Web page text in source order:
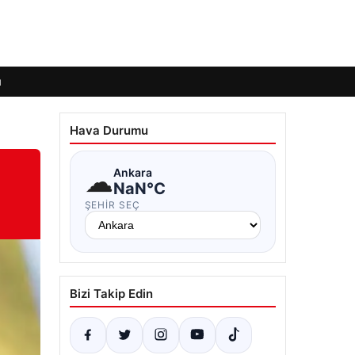
Hava Durumu
☁Ankara
NaN°C
ŞEHIR SEÇ
Bizi Takip Edin